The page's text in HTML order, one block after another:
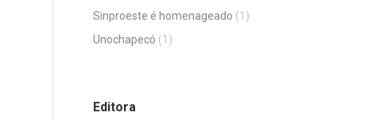
Sinproeste é homenageado (1)
Unochapecó (1)
Editora